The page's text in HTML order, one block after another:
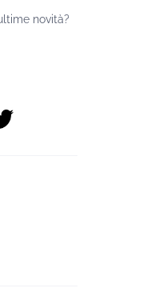
novità?